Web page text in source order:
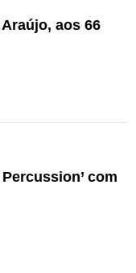
aos 66
com